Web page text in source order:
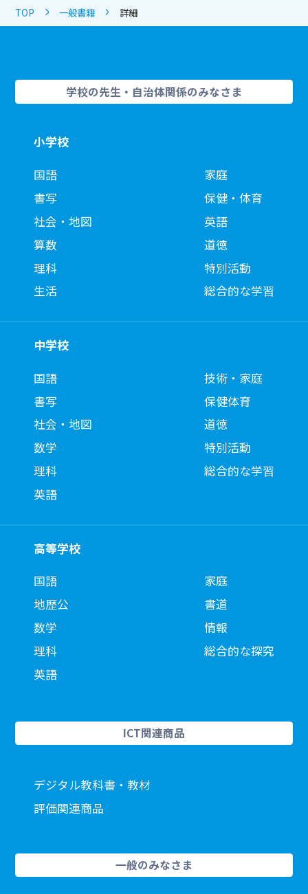
TOP 一般書籍 詳細
学校の先生・自治体関係のみなさま
小学校
国語
書写
社会・地図
算数
理科
生活
家庭
保健・体育
英語
道徳
特別活動
総合的な学習
中学校
国語
書写
社会・地図
数学
理科
英語
技術・家庭
保健体育
道徳
特別活動
総合的な学習
高等学校
国語
地歴公
数学
理科
英語
家庭
書道
情報
総合的な探究
ICT関連商品
デジタル教科書・教材
評価関連商品
一般のみなさま